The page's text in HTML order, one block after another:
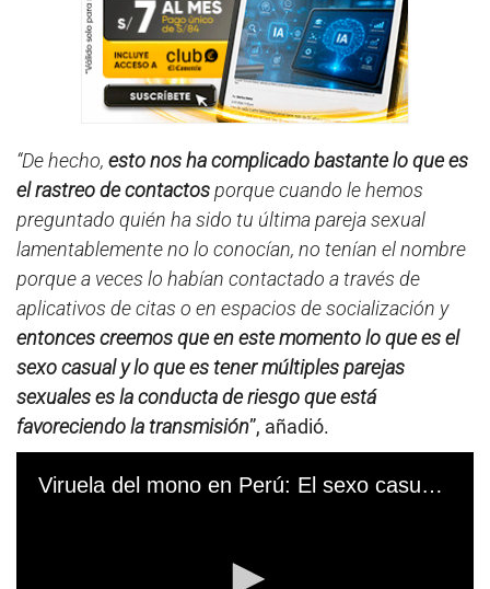
“De hecho, esto nos ha complicado bastante lo que es
el rastreo de contactosporque cuando le hemos
preguntado quién ha sido tu última pareja sexual
lamentablemente no lo conocían, no tenían el nombre
porque a veces lo habían contactado a través de
aplicativos de citas o en espacios de socialización y
entonces creemos que en este momento lo que es el
sexo casual y lo que es tener múltiples parejas
sexuales es la conducta de riesgo que está
favoreciendo la transmisión”, añadió.
Viruela del mono en Perú: El sexo casual es la conducta que riesgo que está favoreciendo el contagio, afirma INS